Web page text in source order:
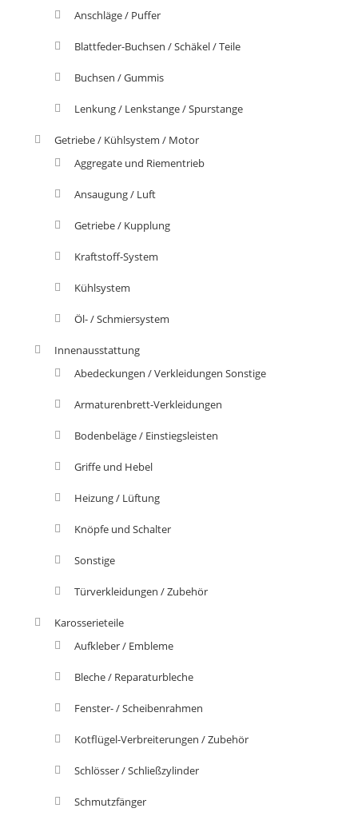
Anschläge / Puffer
Blattfeder-Buchsen / Schäkel / Teile
Buchsen / Gummis
Lenkung / Lenkstange / Spurstange
Getriebe / Kühlsystem / Motor
Aggregate und Riementrieb
Ansaugung / Luft
Getriebe / Kupplung
Kraftstoff-System
Kühlsystem
Öl- / Schmiersystem
Innenausstattung
Abedeckungen / Verkleidungen Sonstige
Armaturenbrett-Verkleidungen
Bodenbeläge / Einstiegsleisten
Griffe und Hebel
Heizung / Lüftung
Knöpfe und Schalter
Sonstige
Türverkleidungen / Zubehör
Karosserieteile
Aufkleber / Embleme
Bleche / Reparaturbleche
Fenster- / Scheibenrahmen
Kotflügel-Verbreiterungen / Zubehör
Schlösser / Schließzylinder
Schmutzfänger